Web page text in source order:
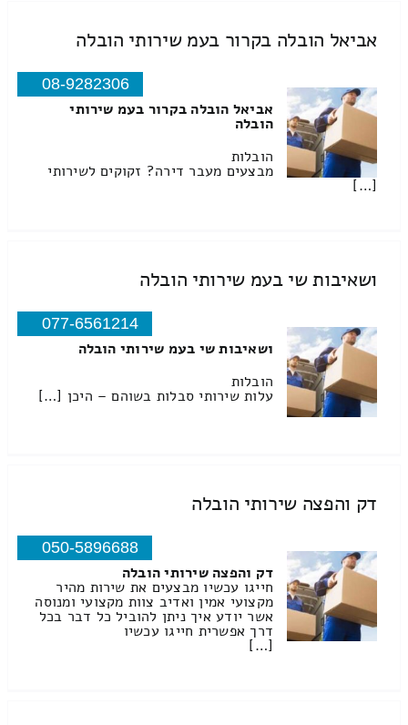
אביאל הובלה בקרור בעמ שירותי הובלה
08-9282306
אביאל הובלה בקרור בעמ שירותי
הובלה
הובלות
מבצעים מעבר דירה? זקוקים לשירותי
[…]
ושאיבות שי בעמ שירותי הובלה
077-6561214
ושאיבות שי בעמ שירותי הובלה
הובלות
עלות שירותי סבלות בשוהם – היכן […]
דק והפצה שירותי הובלה
050-5896688
דק והפצה שירותי הובלה
חייגו עכשיו מבצעים את שירות מהיר
מקצועי אמין ואדיב צוות מקצועי ומנוסה
אשר יודע איך ניתן להוביל כל דבר בכל
דרך אפשרית חייגו עכשיו
[…]